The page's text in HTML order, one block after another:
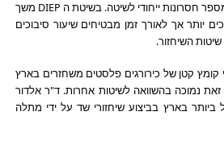
כבכל שיטה לשחזור שד ישנן מספר חסרונות ייחודי לשיטה. בשיטת ה DIEP משך
יותר אך לאורך זמן מבטיחים שיעור סיבוכים
השיחזור.
קטן של כירורגים פלסטים משחזרים בארץ
זאת נמוכה בהשוואה לשיטות אחרות. ד"ר אלדור
ביותר בארץ בביצוע שיחזורי שד על ידי מתלה